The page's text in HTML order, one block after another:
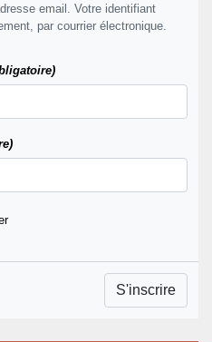
email. Votre identifiant
par courrier électronique.